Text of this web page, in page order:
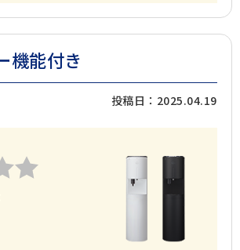
BEAMS DESIGN公式動画
機能付き
投稿日：2025.04.19